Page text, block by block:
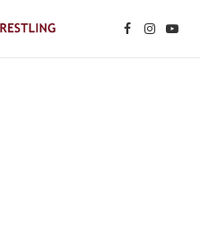
Facebook